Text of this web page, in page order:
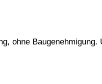
ohne Baugenehmigung.